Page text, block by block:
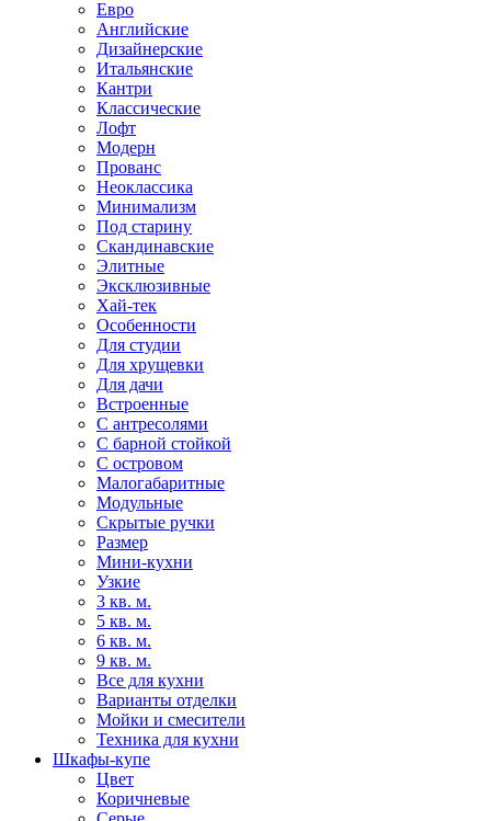
Евро
Английские
Дизайнерские
Итальянские
Кантри
Классические
Лофт
Модерн
Прованс
Неоклассика
Минимализм
Под старину
Скандинавские
Элитные
Эксклюзивные
Хай-тек
Особенности
Для студии
Для хрущевки
Для дачи
Встроенные
С антресолями
С барной стойкой
С островом
Малогабаритные
Модульные
Скрытые ручки
Размер
Мини-кухни
Узкие
3 кв. м.
5 кв. м.
6 кв. м.
9 кв. м.
Все для кухни
Варианты отделки
Мойки и смесители
Техника для кухни
Шкафы-купе
Цвет
Коричневые